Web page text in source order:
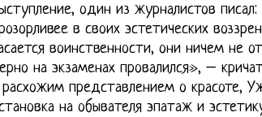
один из журналистов
в своих эстетических
воинственности, они ничем не
на экзаменах провалился», –
представлением о красоте,
на обывателя эпатаж и